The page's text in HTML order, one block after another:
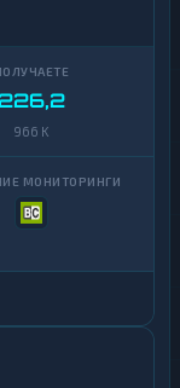
226,2
966 K